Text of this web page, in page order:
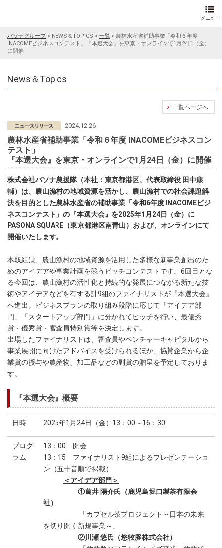
パソナグループ> NEWS＆TOPICS > 一覧 > 農林水産省補助事業「令和６年度
INACOMEビジネスコンテスト」『本選大会』を東京・オンラインで1月24日（金）
に開催
News＆Topics
一覧ページへ
2024.12.26
農林水産省補助事業「令和６年度 INACOMEビジネスコン
テスト」
『本選大会』を東京・オンラインで1月24日（金）に開催
株式会社パソナ農援隊（本社：東京都港区、代表取締役 田中康
輔）は、農山漁村の地域資源を活かし、農山漁村での社会課題解
決を目的とした農林水産省の補助事業「令和6年度 INACOMEビジ
ネスコンテスト」の『本選大会』を2025年1月24日（金）に
PASONA SQUARE（東京都港区南青山）および、オンラインにて
開催いたします。
本取組は、農山漁村の地域資源を活用した多様な新事業創出のた
めのアイデアや事業計画を競うピッチコンテストです。6回目とな
る今回は、農山漁村の活性化と持続的な発展につながる新たな技
術やアイデアなどを有する計9組のファイナリストが『本選大会』
へ進出。ビジネスプランの取り組み段階に応じて「アイデア部
門」「スタートアップ部門」に分かれてピッチを行い、最優秀
賞・優秀賞・審査員特別賞等を決定します。
出場したファイナリストは、審査員やベンチャーキャピタルから
事業展開に向けたアドバイスを受けられるほか、協賛企業から企
業賞の授与や農産物、加工品などの副賞の贈呈を予定しておりま
す。
『本選大会』概要
日時 2025年1月24日（金）13：00～16：30
プログ
ラム
13：00 開会
13：15 ファイナリスト9組によるプレゼンテーショ
ン（五十音順で掲載）
＜アイデア部門＞
①葛井 陽介氏（鹿児島堀口製茶有限会
社）
「カプセル茶プロジェクト～日本の未来
を切り開く新規事業～」
②川瀬 悠氏（悠牧豚株式会社）